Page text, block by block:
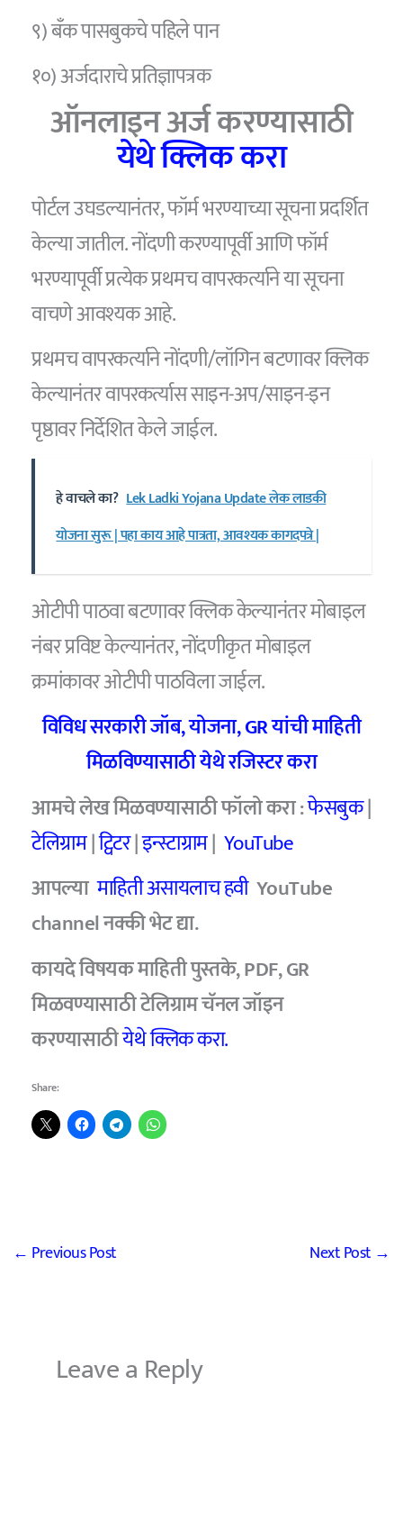
९) बँक पासबुकचे पहिले पान
१०) अर्जदाराचे प्रतिज्ञापत्रक
ऑनलाइन अर्ज करण्यासाठी
येथे क्लिक करा
पोर्टल उघडल्यानंतर, फॉर्म भरण्याच्या सूचना प्रदर्शित
केल्या जातील. नोंदणी करण्यापूर्वी आणि फॉर्म
भरण्यापूर्वी प्रत्येक प्रथमच वापरकर्त्याने या सूचना
वाचणे आवश्यक आहे.
प्रथमच वापरकर्त्याने नोंदणी/लॉगिन बटणावर क्लिक
केल्यानंतर वापरकर्त्यास साइन-अप/साइन-इन
पृष्ठावर निर्देशित केले जाईल.
हे वाचले का? Lek Ladki Yojana Update लेक लाडकी
योजना सुरू | पहा काय आहे पात्रता, आवश्यक कागदपत्रे |
ओटीपी पाठवा बटणावर क्लिक केल्यानंतर मोबाइल
नंबर प्रविष्ट केल्यानंतर, नोंदणीकृत मोबाइल
क्रमांकावर ओटीपी पाठविला जाईल.
विविध सरकारी जॉब,योजना, GRयांची माहिती
मिळविण्यासाठी येथे रजिस्टर करा
आमचे लेख मिळवण्यासाठी फॉलो करा :फेसबुक|
टेलिग्राम|ट्विटर|इन्स्टाग्राम| YouTube
आपल्यामाहिती असायलाच हवी YouTube
channel नक्की भेट द्या.
कायदे विषयक माहिती पुस्तके, PDF, GR
मिळवण्यासाठी टेलिग्राम चॅनल जॉइन
करण्यासाठीयेथे क्लिक करा.
Share:
← Previous Post Next Post →
Leave a Reply